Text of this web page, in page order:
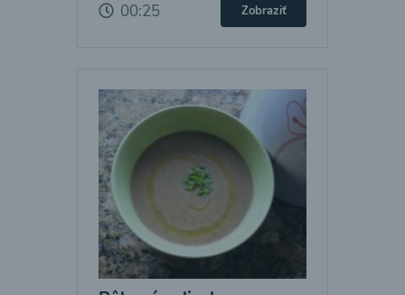
00:25 Zobraziť